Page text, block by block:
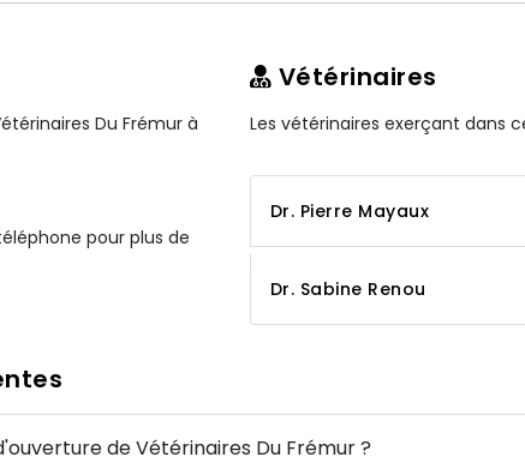
Du Frémur à
pour plus de
Vétérinaires
Les vétérinaires exerçant dans
Dr. Pierre Mayaux
Dr. Sabine Renou
de Vétérinaires Du Frémur ?